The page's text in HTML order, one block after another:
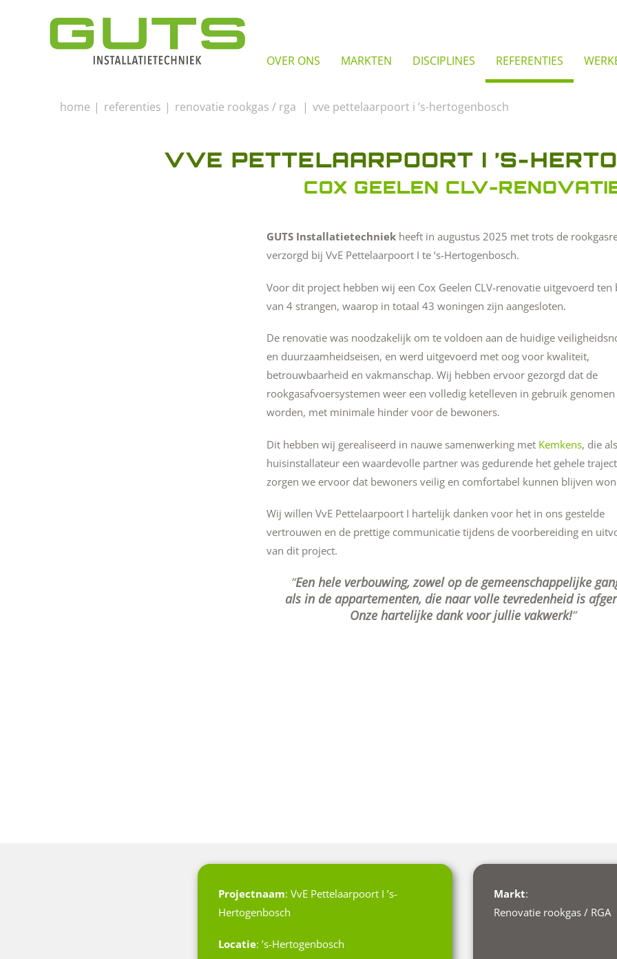
OVER ONS MARKTEN DISCIPLINES REFERENTIES
home referenties renovatie rookgas / rga vve pettelaarpoort i ’s-hertogenbosch
VVE PETTELAARPOORT I ’S-
COX GEELEN CLV-
GUTS Installatietechniek heeft in augustus 2025 met trots de
verzorgd bij VvE Pettelaarpoort I te ‘s-Hertogenbosch.
Voor dit project hebben wij een Cox Geelen CLV-renovatie uitgevoerd ten
van 4 strangen, waarop in totaal 43 woningen zijn aangesloten.
De renovatie was noodzakelijk om te voldoen aan de huidige
en duurzaamheidseisen, en werd uitgevoerd met oog voor kwaliteit,
betrouwbaarheid en vakmanschap. Wij hebben ervoor gezorgd dat de
rookgasafvoersystemen weer een volledig ketelleven in gebruik
worden, met minimale hinder voor de bewoners.
Dit hebben wij gerealiseerd in nauwe samenwerking met Kemkens, die als
huisinstallateur een waardevolle partner was gedurende het gehele
zorgen we ervoor dat bewoners veilig en comfortabel kunnen blijven
Wij willen VvE Pettelaarpoort I hartelijk danken voor het in ons gestelde
vertrouwen en de prettige communicatie tijdens de voorbereiding en
van dit project.
Een hele verbouwing, zowel op de gemeenschappelijke
als in de appartementen, die naar volle tevredenheid is
Onze hartelijke dank voor jullie vakwerk!
Projectnaam: VvE Pettelaarpoort I ’s-
Hertogenbosch
Locatie: ’s-Hertogenbosch
Markt:
Renovatie rookgas / RGA